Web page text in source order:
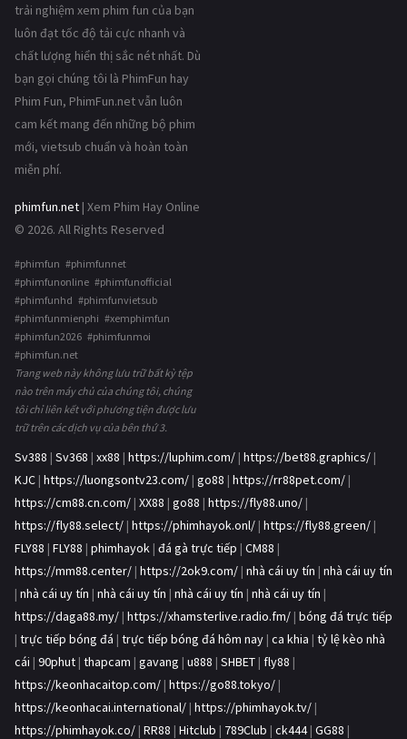
trải nghiệm xem phim fun của bạn
luôn đạt tốc độ tải cực nhanh và
chất lượng hiển thị sắc nét nhất. Dù
bạn gọi chúng tôi là PhimFun hay
Phim Fun, PhimFun.net vẫn luôn
cam kết mang đến những bộ phim
mới, vietsub chuẩn và hoàn toàn
miễn phí.
phimfun.net | Xem Phim Hay Online
© 2026. All Rights Reserved
#phimfun #phimfunnet
#phimfunonline #phimfunofficial
#phimfunhd #phimfunvietsub
#phimfunmienphi #xemphimfun
#phimfun2026 #phimfunmoi
#phimfun.net
Trang web này không lưu trữ bất kỳ tệp
nào trên máy chủ của chúng tôi, chúng
tôi chỉ liên kết với phương tiện được lưu
trữ trên các dịch vụ của bên thứ 3.
Sv388 | Sv368 | xx88 | https://luphim.com/ | https://bet88.graphics/ |
KJC | https://luongsontv23.com/ | go88 | https://rr88pet.com/ |
https://cm88.cn.com/ | XX88 | go88 | https://fly88.uno/ |
https://fly88.select/ | https://phimhayok.onl/ | https://fly88.green/ |
FLY88 | FLY88 | phimhayok | đá gà trực tiếp | CM88 |
https://mm88.center/ | https://2ok9.com/ | nhà cái uy tín | nhà cái uy tín
| nhà cái uy tín | nhà cái uy tín | nhà cái uy tín | nhà cái uy tín |
https://daga88.my/ | https://xhamsterlive.radio.fm/ | bóng đá trực tiếp
| trực tiếp bóng đá | trực tiếp bóng đá hôm nay | ca khia | tỷ lệ kèo nhà
cái | 90phut | thapcam | gavang | u888 | SHBET | fly88 |
https://keonhacaitop.com/ | https://go88.tokyo/ |
https://keonhacai.international/ | https://phimhayok.tv/ |
https://phimhayok.co/ | RR88 | Hitclub | 789Club | ck444| GG88 |